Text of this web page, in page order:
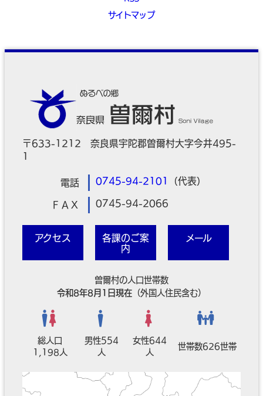
サイトマップ
〒633-1212 奈良県宇陀郡曽爾村大字今井495-
1
電話 0745-94-2101 （代表）
ＦＡＸ 0745-94-2066
アクセス
各課のご案
内
メール
曽爾村の人口世帯数
令和8年8月1日現在 （外国人住民含む）
総人口
1,198人
男性554
人
女性644
人
世帯数626世帯